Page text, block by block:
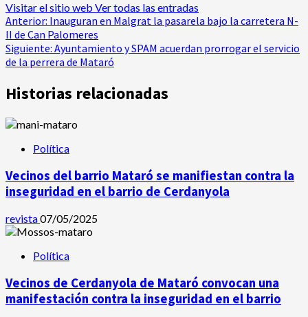
Visitar el sitio web Ver todas las entradas
Navegación
de
entradas
Anterior: Inauguran en Malgrat la pasarela bajo la carretera N-
II de Can Palomeres
Siguiente: Ayuntamiento y SPAM acuerdan prorrogar el servicio
de la perrera de Mataró
Historias relacionadas
Política
Vecinos del barrio Mataró se manifiestan contra la
inseguridad en el barrio de Cerdanyola
revista07/05/2025
Política
Vecinos de Cerdanyola de Mataró convocan una
manifestación contra la inseguridad en el barrio